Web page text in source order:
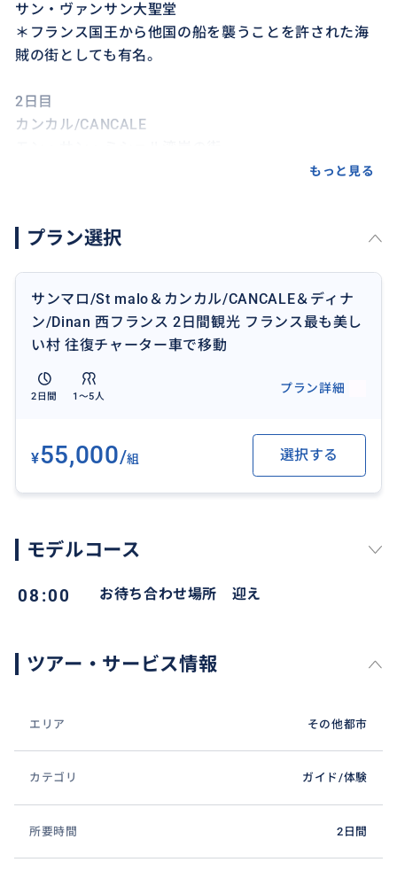
サン・ヴァンサン大聖堂
＊フランス国王から他国の船を襲うことを許された海
賊の街としても有名。
2日目
カンカル/CANCALE
蠣は、世界中にその名を知られるこの街を代表する逸
✳︎基本観光は自由時間です。
観光のご同行をご希望される方はご相談ください。
ご要望があれば他の場所もアレンジ可能です。
ホテル案内、
おすすめショップ、
牡蠣レストランなどご紹介。
日程”週末”
レンヌ出発/西フランスエリア
送迎
もっと見る
プラン選択
サンマロ/St malo＆カンカル/CANCALE＆ディナ
ン/Dinan 西フランス 2日間観光 フランス最も美し
い村 往復チャーター車で移動
2日間 1〜5人
プラン詳細
¥55,000/組 選択する
モデルコース
08:00 お待ち合わせ場所 迎え
ツアー・サービス情報
エリア その他都市
カテゴリ ガイド/体験
所要時間 2日間